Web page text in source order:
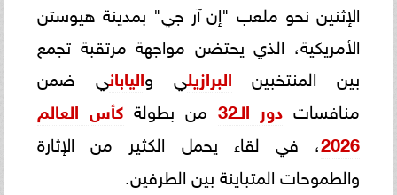
الإثنين نحو ملعب "إن آر جي" بمدينة هيوستن
الأمريكية، الذي يحتضن مواجهة مرتقبة تجمع
بين المنتخبين البرازيلي والياباني ضمن
منافسات دور الـ32 من بطولة كأس العالم
2026، في لقاء يحمل الكثير من الإثارة
والطموحات المتباينة بين الطرفين.